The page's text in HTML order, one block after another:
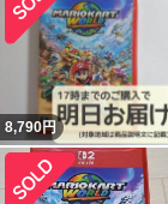
8,790円